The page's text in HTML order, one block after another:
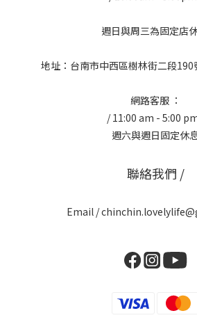
週日與周三為固定店
地址：台南市中西區樹林街二段
網路客服 ：
/ 11:00 am - 5:00
週六與週日固定休
聯絡我們 /
Email /